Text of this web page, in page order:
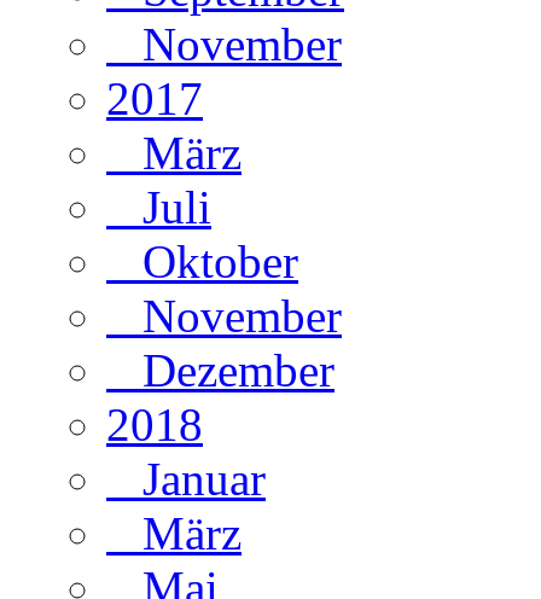
November
2017
März
Juli
Oktober
November
Dezember
2018
Januar
März
Mai